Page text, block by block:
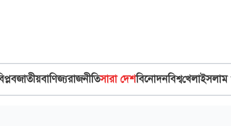
জাতীয়বাণিজ্যরাজনীতিসারা দেশবিনোদনবিশ্বখেলাইসলাম